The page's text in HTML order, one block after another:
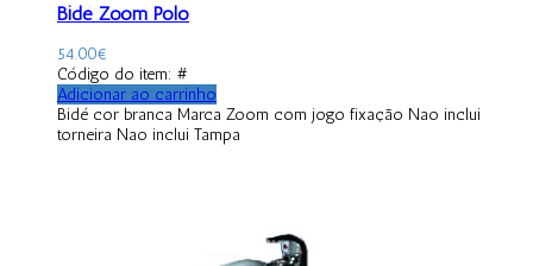
Bidé Zoom Polo
54.00€
Código do item: #
Adicionar ao carrinho
Bidé cor branca Marca Zoom com jogo fixação Nao inclui
torneira Nao inclui Tampa